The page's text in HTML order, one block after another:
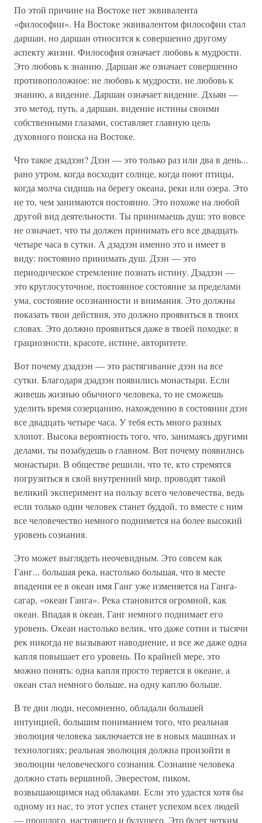
По этой причине на Востоке нет эквивалента
«философии». На Востоке эквивалентом философии стал
даршан, но даршан относится к совершенно другому
аспекту жизни. Философия означает любовь к мудрости.
Это любовь к знанию. Даршан же означает совершенно
противоположное: не любовь к мудрости, не любовь к
знанию, а видение. Даршан означает видение. Дхьян —
это метод, путь, а даршан, видение истины своими
собственными глазами, составляет главную цель
духовного поиска на Востоке.
Что такое дзадзэн? Дзэн — это только раз или два в день...
рано утром, когда восходит солнце, когда поют птицы,
когда молча сидишь на берегу океана, реки или озера. Это
не то, чем занимаются постоянно. Это похоже на любой
другой вид деятельности. Ты принимаешь душ; это вовсе
не означает, что ты должен принимать его все двадцать
четыре часа в сутки. А дзадзэн именно это и имеет в
виду: постоянно принимать душ. Дзэн — это
периодическое стремление познать истину. Дзадзэн —
это круглосуточное, постоянное состояние за пределами
ума, состояние осознанности и внимания. Это должны
показать твои действия, это должно проявиться в твоих
словах. Это должно проявиться даже в твоей походке: в
грациозности, красоте, истине, авторитете.
Вот почему дзадзэн — это растягивание дзэн на все
сутки. Благодаря дзадзэн появились монастыри. Если
живешь жизнью обычного человека, то не сможешь
уделить время созерцанию, нахождению в состоянии дзэн
все двадцать четыре часа. У тебя есть много разных
хлопот. Высока вероятность того, что, занимаясь другими
делами, ты позабудешь о главном. Вот почему появились
монастыри. В обществе решили, что те, кто стремятся
погрузиться в свой внутренний мир, проводят такой
великий эксперимент на пользу всего человечества, ведь
если только один человек станет буддой, то вместе с ним
все человечество немного поднимется на более высокий
уровень сознания.
Это может выглядеть неочевидным. Это совсем как
Ганг... большая река, настолько большая, что в месте
впадения ее в океан имя Ганг уже изменяется на Ганга-
сагар, «океан Ганга». Река становится огромной, как
океан. Впадая в океан, Ганг немного поднимает его
уровень. Океан настолько велик, что даже сотни и тысячи
рек никогда не вызывают наводнение, и все же даже одна
капля повышает его уровень. По крайней мере, это
можно понять: одна капля просто теряется в океане, а
океан стал немного больше, на одну каплю больше.
В те дни люди, несомненно, обладали большей
интуицией, большим пониманием того, что реальная
эволюция человека заключается не в новых машинах и
технологиях; реальная эволюция должна произойти в
эволюции человеческого сознания. Сознание человека
должно стать вершиной, Эверестом, пиком,
возвышающимся над облаками. Если это удастся хотя бы
одному из нас, то этот успех станет успехом всех людей
— прошлого, настоящего и будущего. Это будет четким